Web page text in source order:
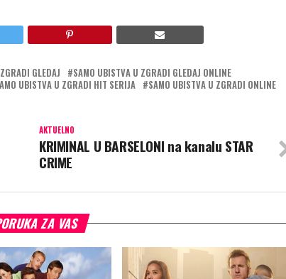
GLEDAJ
SAMO UBISTVA U ZGRADI GLEDAJ ONLINE
UBISTVA U ZGRADI HIT SERIJA
SAMO UBISTVA U ZGRADI ONLINE
AKTUELNO
KRIMINAL U BARSELONI na kanalu STAR
CRIME
ZA VAS